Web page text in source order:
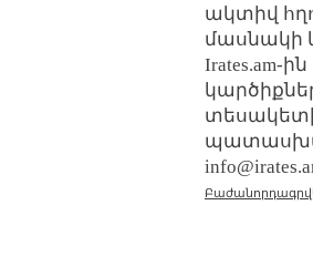
ակտիվ
մասնակի
Irates.am-